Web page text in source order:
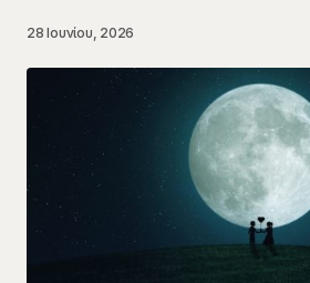
28 Ιουνίου, 2026